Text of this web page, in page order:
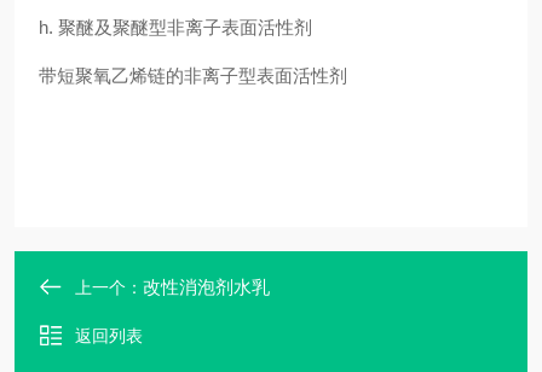
h. 聚醚及聚醚型非离子表面活性剂
带短聚氧乙烯链的非离子型表面活性剂
上一个： 改性消泡剂水乳
返回列表